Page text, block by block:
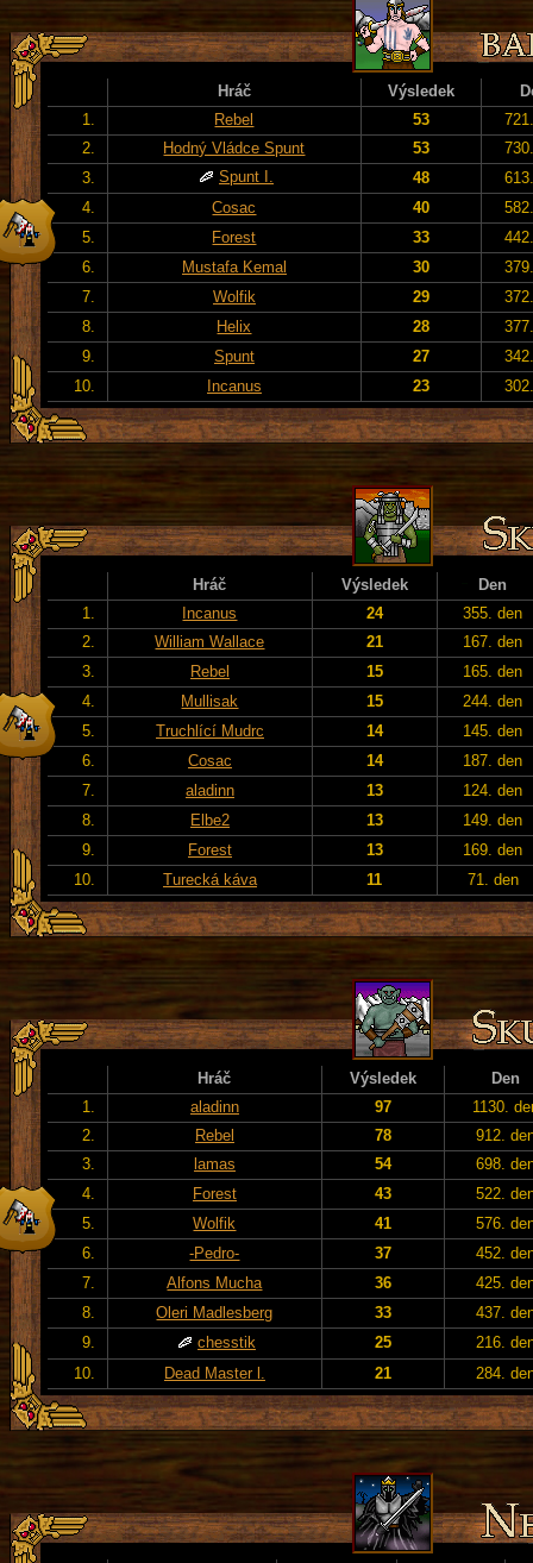
Hráč Výsledek
1.
Rebel 53
2.
Hodný Vládce Spunt 53
3.
Spunt I. 48
4.
Cosac 40
5.
Forest 33
6.
Mustafa Kemal 30
7.
Wolfik 29
8.
Helix 28
9.
Spunt 27
10.
Incanus 23
Hráč Výsledek
Den
1.
Incanus 24
355. den
2.
William Wallace 21
167. den
3.
Rebel 15
165. den
4.
Mullisak 15
244. den
5.
Truchlící Mudrc 14
145. den
6.
Cosac 14
187. den
7.
aladinn 13
124. den
8.
Elbe2 13
149. den
9.
Forest 13
169. den
10.
Turecká káva 11 71. den
Hráč Výsledek
Den
1.
aladinn 97
1130.
2.
Rebel 78
912.
3.
lamas 54
698.
4.
Forest 43
522.
5.
Wolfik 41
576.
6.
-Pedro- 37
452.
7.
Alfons Mucha 36
425.
8.
Oleri Madlesberg 33
437.
9.
chesstik 25
216.
10.
Dead Master l. 21 284.